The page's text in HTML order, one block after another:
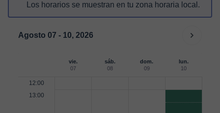
Los horarios se muestran en tu zona horaria local.
Agosto 07 - 10, 2026
vie.
07
sáb.
08
dom.
09
lun.
10
12:00
13:00